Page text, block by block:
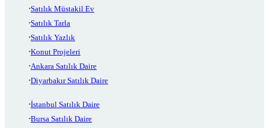
Satılık Müstakil Ev
Satılık Tarla
Satılık Yazlık
Konut Projeleri
Ankara Satılık Daire
Diyarbakır Satılık Daire
İstanbul Satılık Daire
Bursa Satılık Daire